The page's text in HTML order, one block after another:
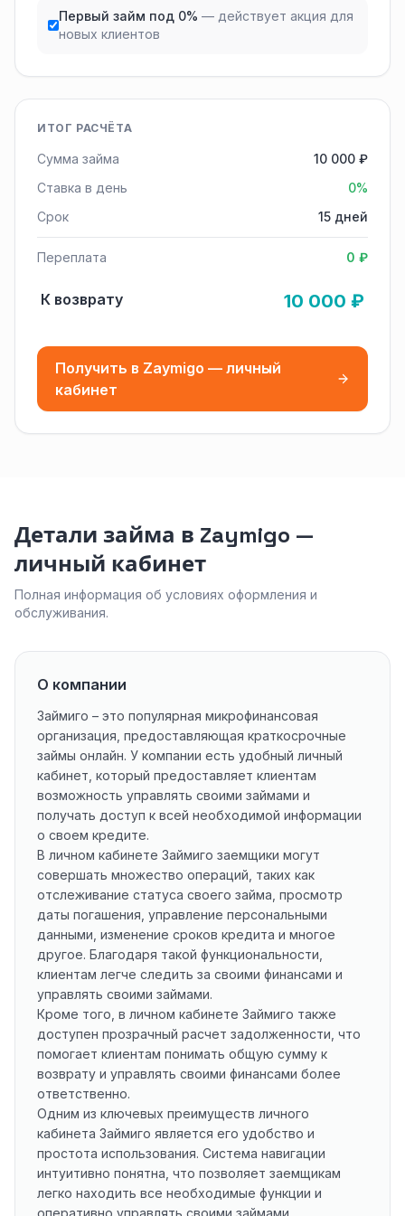
Первый займ под 0% — действует акция для
новых клиентов
ИТОГ РАСЧЁТА
Сумма займа
10 000 ₽
Ставка в день
0%
Срок
15 дней
Переплата 0 ₽
К возврату 10 000 ₽
Получить в Zaymigo — личный
кабинет
Детали займа в Zaymigo —
личный кабинет
Полная информация об условиях оформления и
обслуживания.
О компании
Займиго – это популярная микрофинансовая
организация, предоставляющая краткосрочные
займы онлайн. У компании есть удобный личный
кабинет, который предоставляет клиентам
возможность управлять своими займами и
получать доступ к всей необходимой информации
о своем кредите.
В личном кабинете Займиго заемщики могут
совершать множество операций, таких как
отслеживание статуса своего займа, просмотр
даты погашения, управление персональными
данными, изменение сроков кредита и многое
другое. Благодаря такой функциональности,
клиентам легче следить за своими финансами и
управлять своими займами.
Кроме того, в личном кабинете Займиго также
доступен прозрачный расчет задолженности, что
помогает клиентам понимать общую сумму к
возврату и управлять своими финансами более
ответственно.
Одним из ключевых преимуществ личного
кабинета Займиго является его удобство и
простота использования. Система навигации
интуитивно понятна, что позволяет заемщикам
легко находить все необходимые функции и
оперативно управлять своими займами.